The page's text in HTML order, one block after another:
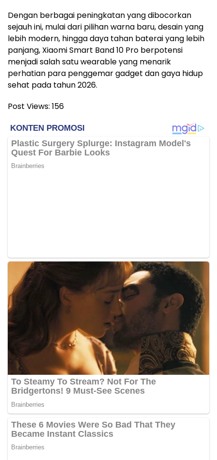
Dengan berbagai peningkatan yang dibocorkan
sejauh ini, mulai dari pilihan warna baru, desain yang
lebih modern, hingga daya tahan baterai yang lebih
panjang, Xiaomi Smart Band 10 Pro berpotensi
menjadi salah satu wearable yang menarik
perhatian para penggemar gadget dan gaya hidup
sehat pada tahun 2026.
Post Views: 156